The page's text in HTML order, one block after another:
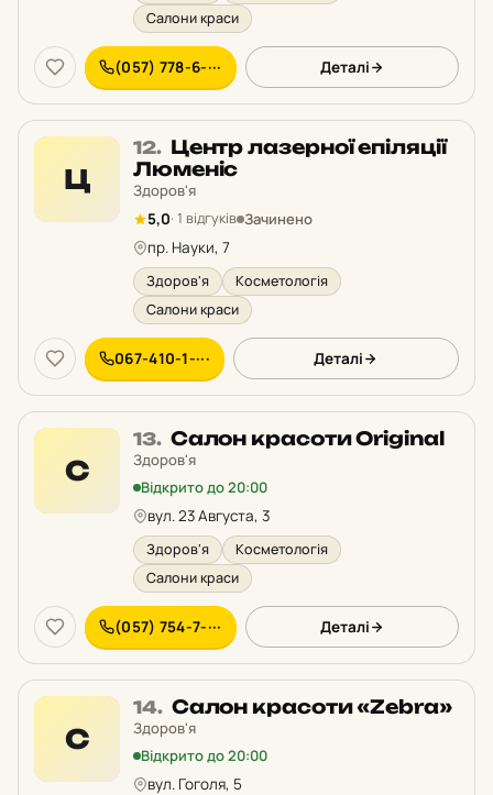
Салони краси
(057) 778-6-··· Деталі
Ц
12. Місце
12
у
рейтингу:
Центр лазерної епіляції
Люменіс
Здоров'я
5,0· 1 відгуків Зачинено
пр. Науки, 7
Здоров'я
Косметологія
Салони краси
067-410-1-··· Деталі
С
13. Місце
13
у
рейтингу:
Салон красоти Original
Здоров'я
Відкрито до 20:00
вул. 23 Августа, 3
Здоров'я
Косметологія
Салони краси
(057) 754-7-··· Деталі
С
14. Місце
14
у
рейтингу:
Салон красоти «Zebra»
Здоров'я
Відкрито до 20:00
вул. Гоголя, 5